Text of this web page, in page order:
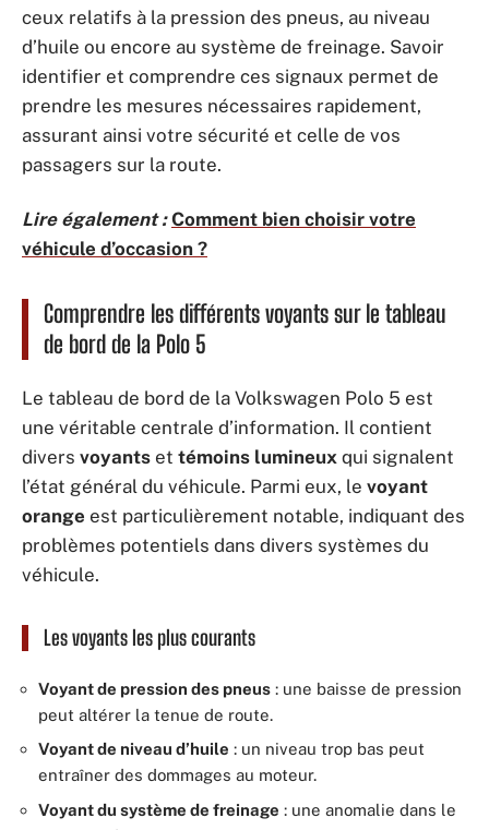
ceux relatifs à la pression des pneus, au niveau
d’huile ou encore au système de freinage. Savoir
identifier et comprendre ces signaux permet de
prendre les mesures nécessaires rapidement,
assurant ainsi votre sécurité et celle de vos
passagers sur la route.
Lire également : Comment bien choisir votre
véhicule d’occasion ?
Comprendre les différents voyants sur le tableau
de bord de la Polo 5
Le tableau de bord de la Volkswagen Polo 5 est
une véritable centrale d’information. Il contient
divers voyants et témoins lumineux qui signalent
l’état général du véhicule. Parmi eux, le voyant
orange est particulièrement notable, indiquant des
problèmes potentiels dans divers systèmes du
véhicule.
Les voyants les plus courants
Voyant de pression des pneus : une baisse de pression
peut altérer la tenue de route.
Voyant de niveau d’huile : un niveau trop bas peut
entraîner des dommages au moteur.
Voyant du système de freinage : une anomalie dans le